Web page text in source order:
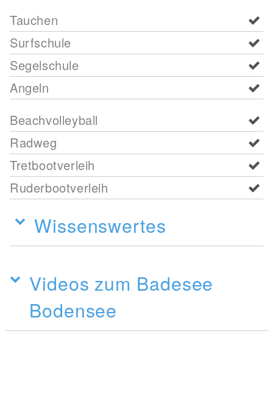
Tauchen
Surfschule
Segelschule
Angeln
Beachvolleyball
Radweg
Tretbootverleih
Ruderbootverleih
Wissenswertes
Videos zum Badesee
Bodensee